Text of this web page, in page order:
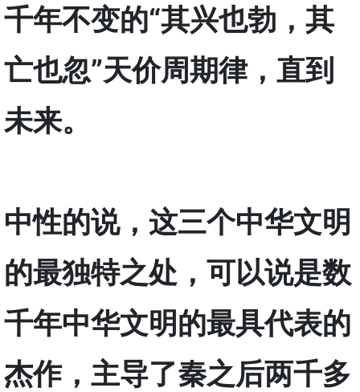
千年不变的“其兴也勃，其
亡也忽”天价周期律，直到
未来。
中性的说，这三个中华文明
的最独特之处，可以说是数
千年中华文明的最具代表的
杰作，主导了秦之后两千多